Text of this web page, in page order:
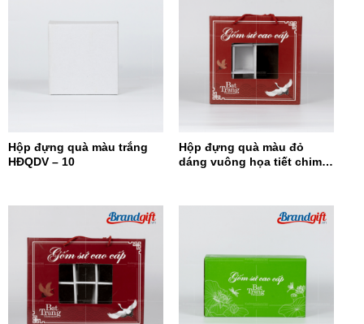
Hộp đựng quà màu trắng
HĐQDV – 10
Hộp đựng quà màu đỏ
dáng vuông họa tiết chim